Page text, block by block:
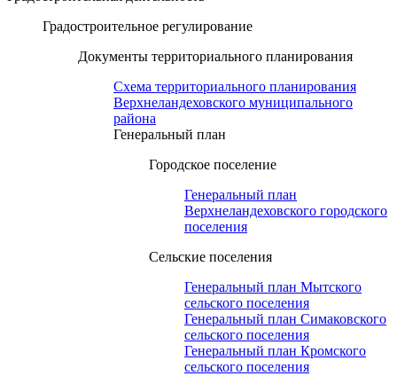
Градостроительное регулирование
Документы территориального планирования
Схема территориального планирования
Верхнеландеховского муниципального
района
Генеральный план
Городское поселение
Генеральный план
Верхнеландеховского городского
поселения
Сельские поселения
Генеральный план Мытского
сельского поселения
Генеральный план Симаковского
сельского поселения
Генеральный план Кромского
сельского поселения